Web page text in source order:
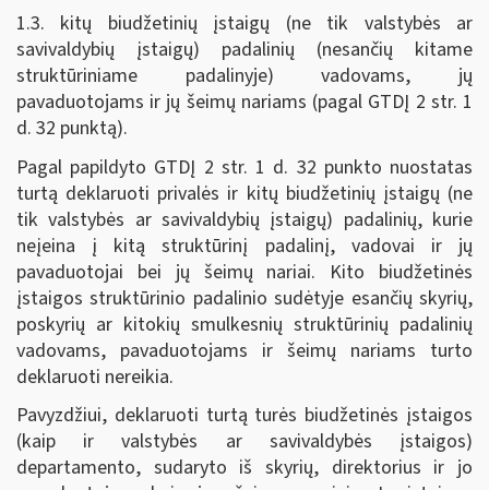
1.3. kitų biudžetinių įstaigų (ne tik valstybės ar
savivaldybių įstaigų) padalinių (nesančių kitame
struktūriniame padalinyje) vadovams, jų
pavaduotojams ir jų šeimų nariams (pagal GTDĮ 2 str. 1
d. 32 punktą).
Pagal papildyto GTDĮ 2 str. 1 d. 32 punkto nuostatas
turtą deklaruoti privalės ir kitų biudžetinių įstaigų (ne
tik valstybės ar savivaldybių įstaigų) padalinių, kurie
neįeina į kitą struktūrinį padalinį, vadovai ir jų
pavaduotojai bei jų šeimų nariai. Kito biudžetinės
įstaigos struktūrinio padalinio sudėtyje esančių skyrių,
poskyrių ar kitokių smulkesnių struktūrinių padalinių
vadovams, pavaduotojams ir šeimų nariams turto
deklaruoti nereikia.
Pavyzdžiui, deklaruoti turtą turės biudžetinės įstaigos
(kaip ir valstybės ar savivaldybės įstaigos)
departamento, sudaryto iš skyrių, direktorius ir jo